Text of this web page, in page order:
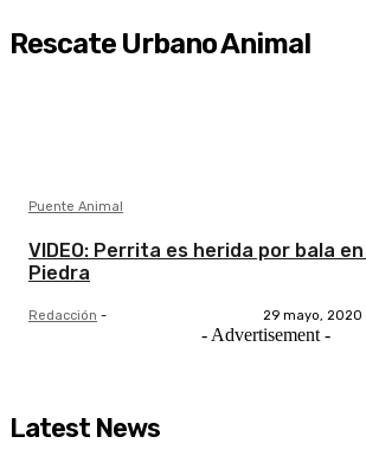
Rescate Urbano Animal
Puente Animal
VIDEO: Perrita es herida por bala
Piedra
Redacción - 29 mayo, 2020
- Advertisement -
Latest News